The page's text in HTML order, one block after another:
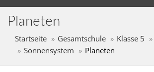
Planeten
Startseite Gesamtschule Klasse 5
Sonnensystem
Planeten